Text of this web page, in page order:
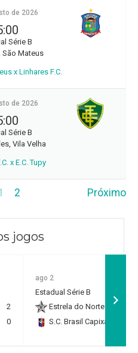
de 2026
Série B
São Mateus
x Linhares F.C.
de 2026
Série B
Vila Velha
x E.C. Tupy
2 Próximo
jogos
2
0
ago 2
Estadual Série B
Estrela do Norte F.C.
S.C. Brasil Capixaba